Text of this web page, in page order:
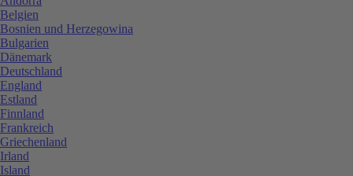
Belgien
Bosnien und Herzegowina
Bulgarien
Dänemark
Deutschland
England
Estland
Finnland
Frankreich
Griechenland
Irland
Island